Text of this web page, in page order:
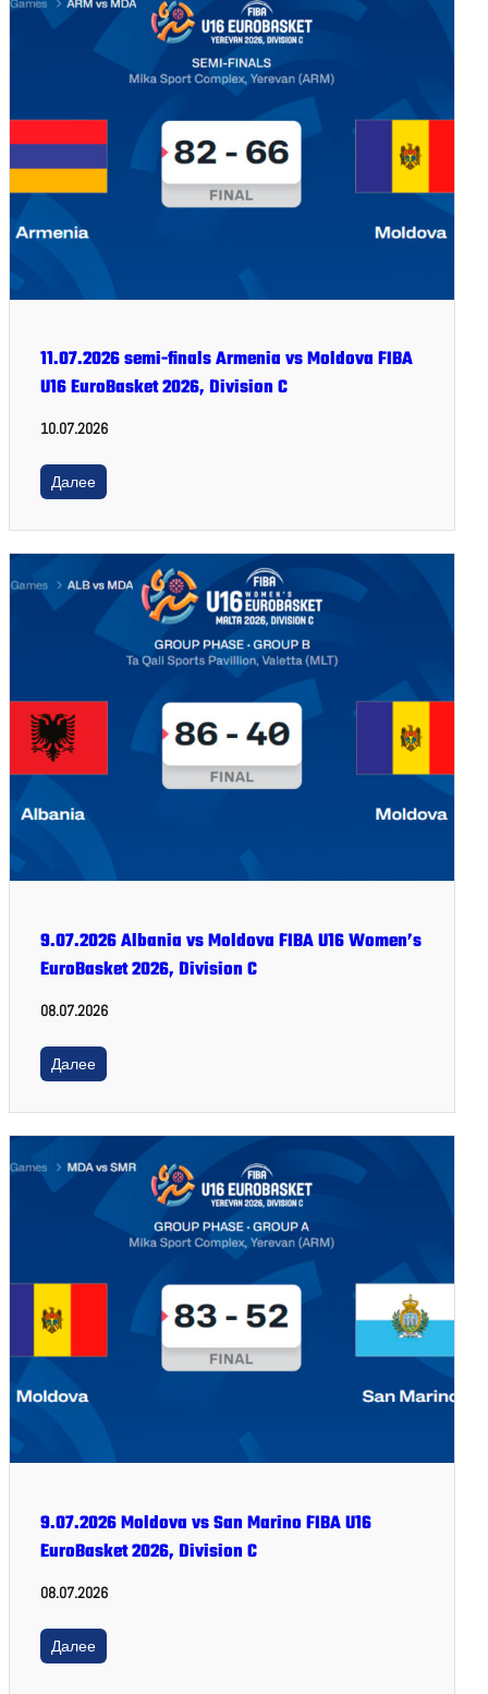
11.07.2026 semi-finals Armenia vs Moldova FIBA
U16 EuroBasket 2026, Division C
10.07.2026
Далее
9.07.2026 Albania vs Moldova FIBA U16 Women’s
EuroBasket 2026, Division C
08.07.2026
Далее
9.07.2026 Moldova vs San Marino FIBA U16
EuroBasket 2026, Division C
08.07.2026
Далее